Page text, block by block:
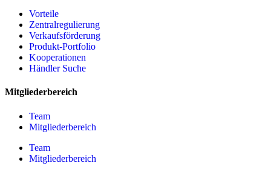
Vorteile
Zentralregulierung
Verkaufsförderung
Produkt-Portfolio
Kooperationen
Händler Suche
Mitgliederbereich
Team
Mitgliederbereich
Team
Mitgliederbereich